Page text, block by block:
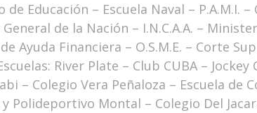
de Educación – Escuela Naval – P.A.M.I.
de la Nación – I.N.C.A.A. –
Ayuda Financiera – O.S.M.E. – Corte
River Plate – Club CUBA –
– Colegio Vera Peñaloza – Escuela de
y Polideportivo Montal – Colegio Del